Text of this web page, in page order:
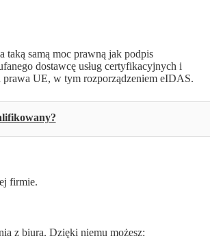
samą moc prawną jak podpis
dostawcę usług certyfikacyjnych i
UE, w tym rozporządzeniem eIDAS.
firmie.
z biura. Dzięki niemu możesz: